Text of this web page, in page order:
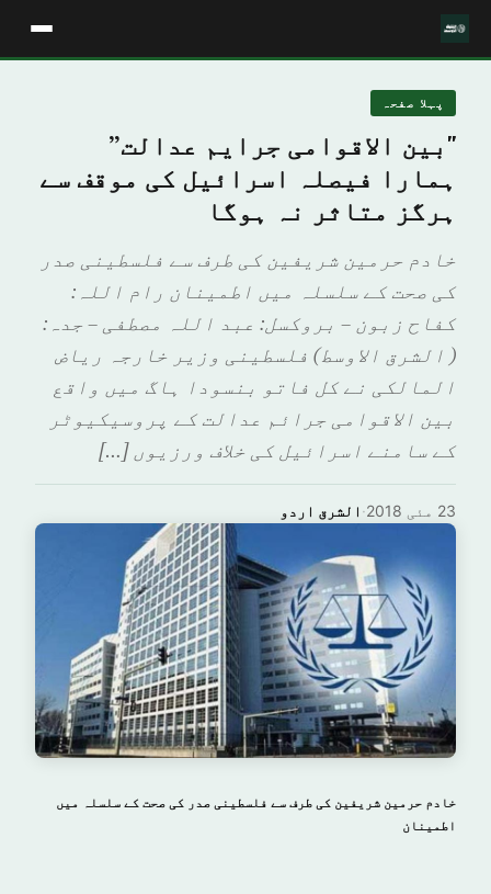
پہلا صفحہ
"بین الاقوامی جرایم عدالت”
ہمارا فیصلہ اسرائیل کی موقف سے
ہرگز متاثر نہ ہوگا
خادم حرمین شریفین کی طرف سے فلسطینی صدر
کی صحت کے سلسلہ میں اطمینان رام اللہ:
کفاح زبون – بروکسل: عبد اللہ مصطفی – جدہ:
( الشرق الاوسط) فلسطینی وزیر خارجہ ریاض
المالکی نے کل فاتو بنسودا ہاگ میں واقع
بین الاقوامی جرائم عدالت کے پروسیکیوٹر
کے سامنے اسرائیل کی خلاف ورزیوں […]
الشرق اردو · 23 مئی 2018
خادم حرمین شریفین کی طرف سے فلسطینی صدر کی صحت کے سلسلہ میں
اطمینان